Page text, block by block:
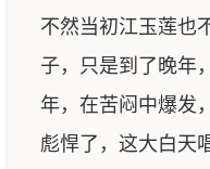
不然当初江玉莲也
子，只是到了晚年
年，在苦闷中爆发
彪悍了，这大白天